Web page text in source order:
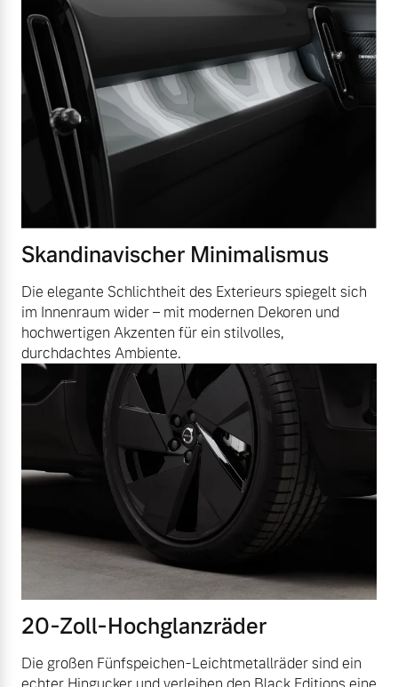
Skandinavischer Minimalismus
Die elegante Schlichtheit des Exterieurs spiegelt sich
im Innenraum wider – mit modernen Dekoren und
hochwertigen Akzenten für ein stilvolles,
durchdachtes Ambiente.
20-Zoll-Hochglanzräder
Die großen Fünfspeichen-Leichtmetallräder sind ein